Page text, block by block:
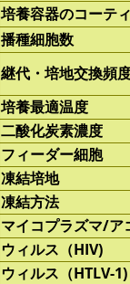
培養容器のコーテ
播種細胞数
継代・培地交換頻
培養最適温度
二酸化炭素濃度
フィーダー細胞
凍結培地
凍結方法
マイコプラズマ/ア
ウィルス（HIV)
ウィルス（HTLV-1)